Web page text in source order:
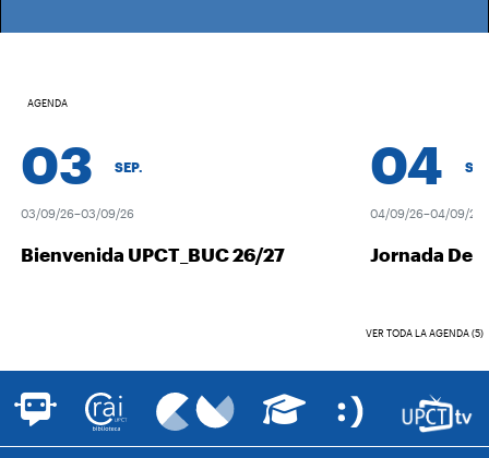
AGENDA
03 SEP.
03/09/26–03/09/26
Bienvenida UPCT_BUC 26/27
04 SEP.
04/09/26–04/09/26
Jornada
VER TODA LA AGENDA (5)